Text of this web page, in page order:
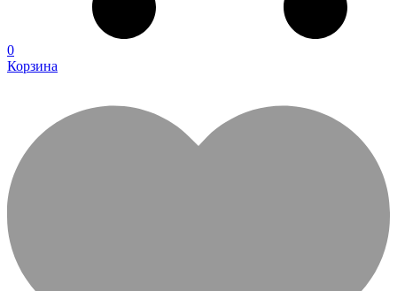
0
Корзина